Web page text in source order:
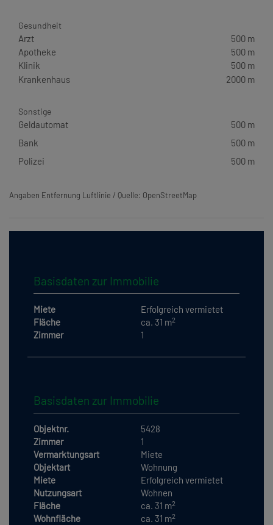
Gesundheit
Arzt
500 m
Apotheke
500 m
Klinik
500 m
Krankenhaus
2000 m
Sonstige
Geldautomat
500 m
Bank
500 m
Polizei
500 m
Angaben Entfernung Luftlinie / Quelle: OpenStreetMap
Basisdaten zur Immobilie
Miete
Erfolgreich vermietet
Fläche
ca. 31 m2
Zimmer 1
Basisdaten zur Immobilie
Objektnr.
5428
Zimmer
1
Vermarktungsart
Miete
Objektart
Wohnung
Miete
Erfolgreich vermietet
Nutzungsart
Wohnen
Fläche
ca. 31 m2
Wohnfläche ca. 31 m2